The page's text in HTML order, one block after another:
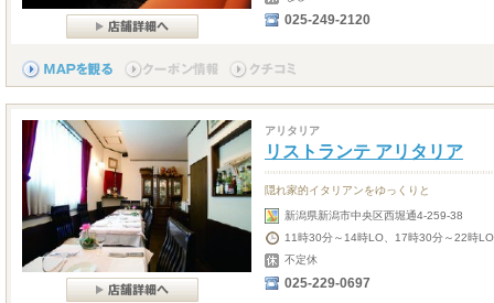
025-249-2120
アリタリア
リストランテ アリタリア
隠れ家的イタリアンをゆっくりと
新潟県新潟市中央区西堀通4-259-38
11時30分～14時LO、17時30分～22時LO
不定休
025-229-0697